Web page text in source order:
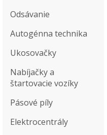
Odsávanie
Autogénna technika
Ukosovačky
Nabíjačky a
štartovacie vozíky
Pásové píly
Elektrocentrály